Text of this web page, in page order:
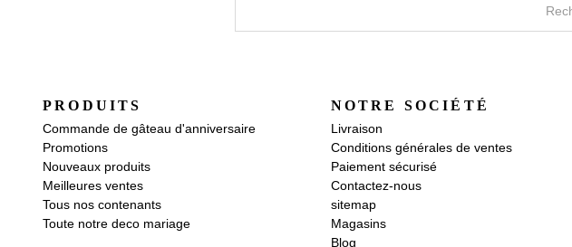
PRODUITS
Commande de gâteau d'anniversaire
Promotions
Nouveaux produits
Meilleures ventes
Tous nos contenants
Toute notre deco mariage
NOTRE SOCIÉTÉ
Livraison
Conditions générales de ventes
Paiement sécurisé
Contactez-nous
sitemap
Magasins
Blog